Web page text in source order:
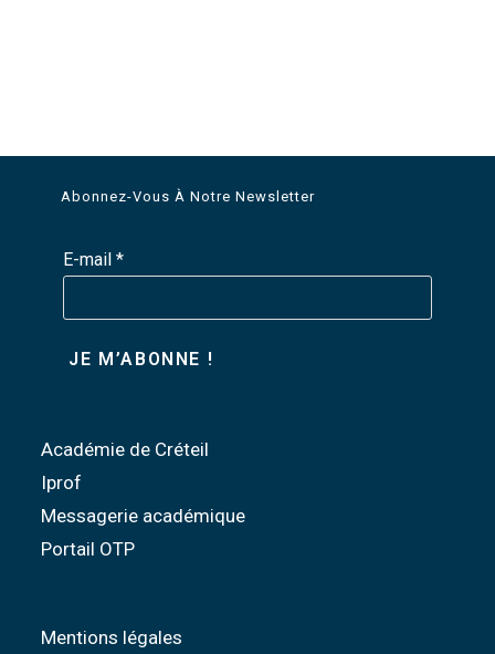
Abonnez-Vous À Notre Newsletter
E-mail*
Académie de Créteil
Iprof
Messagerie académique
Portail OTP
Mentions légales